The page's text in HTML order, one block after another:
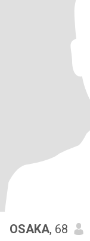
OSAKA, 68